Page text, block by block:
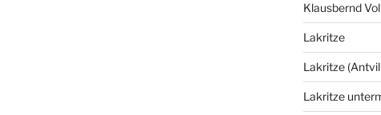
Klausbernd
Lakritze
Lakritze
Lakritze